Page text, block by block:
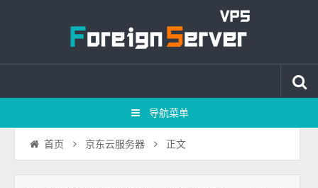
导航菜单
首页 京东云服务器 正文